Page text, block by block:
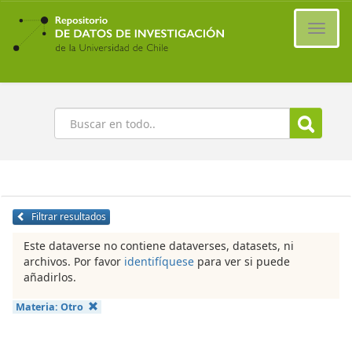
Ir
contenido
principal
Buscar
Filtrar resultados
Este dataverse no contiene dataverses, datasets, ni
archivos. Por favor identifíquese para ver si puede
añadirlos.
Materia: Otro